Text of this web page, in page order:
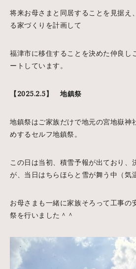
将来お母さまと同居することを見据え
る家づくりを計画して
福津市に移住することを決めた仲良し
ートしています。
【2025.2.5】 地鎮祭
地鎮祭はご家族だけで地元の宮地嶽神
めするセルフ地鎮祭。
この日は当初、積雪予報が出ており、
が、当日はちらほらと雪が舞う中（気
お母さまも一緒に家族そろって工事の
祭を行いました＾＾